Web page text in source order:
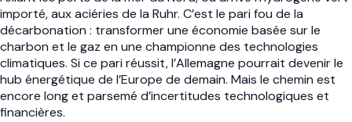
importé, aux aciéries de la Ruhr. C’est le pari fou de la
décarbonation : transformer une économie basée sur le
charbon et le gaz en une championne des technologies
climatiques. Si ce pari réussit, l’Allemagne pourrait devenir le
hub énergétique de l’Europe de demain. Mais le chemin est
encore long et parsemé d’incertitudes technologiques et
financières.